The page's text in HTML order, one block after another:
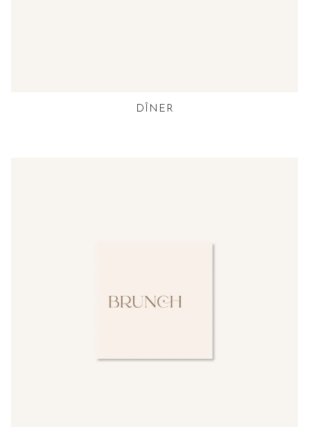
DÎNER